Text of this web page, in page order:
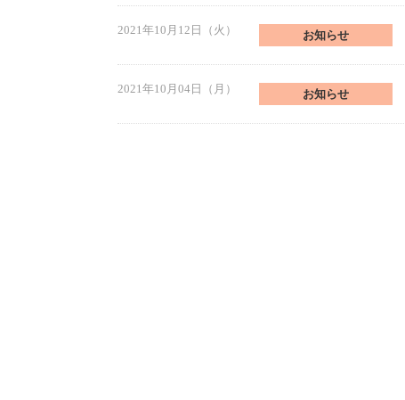
2021年10月12日（火） お知らせ
2021年10月04日（月） お知らせ